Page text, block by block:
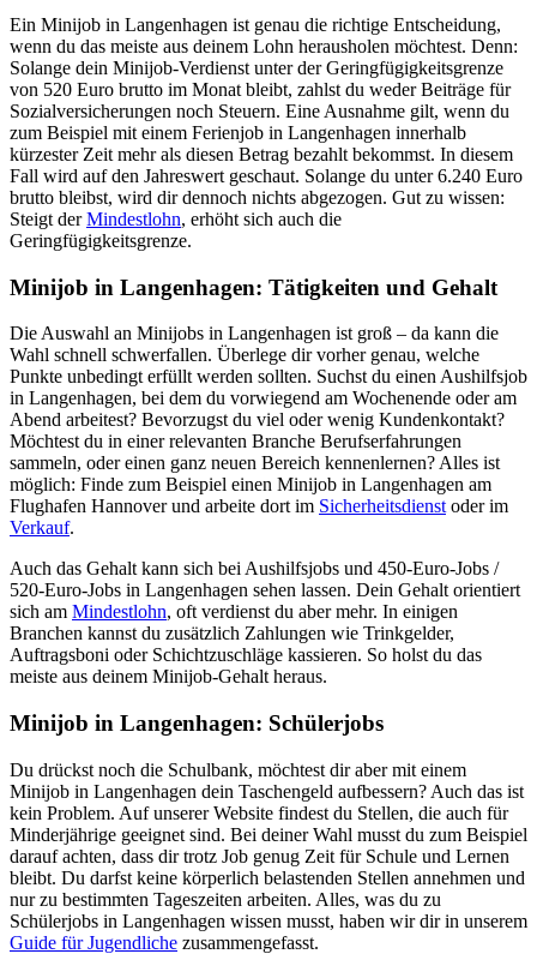
Ein Minijob in Langenhagen ist genau die richtige Entscheidung,
wenn du das meiste aus deinem Lohn herausholen möchtest. Denn:
Solange dein Minijob-Verdienst unter der Geringfügigkeitsgrenze
von 520 Euro brutto im Monat bleibt, zahlst du weder Beiträge für
Sozialversicherungen noch Steuern. Eine Ausnahme gilt, wenn du
zum Beispiel mit einem Ferienjob in Langenhagen innerhalb
kürzester Zeit mehr als diesen Betrag bezahlt bekommst. In diesem
Fall wird auf den Jahreswert geschaut. Solange du unter 6.240 Euro
brutto bleibst, wird dir dennoch nichts abgezogen. Gut zu wissen:
Steigt derMindestlohn, erhöht sich auch die
Geringfügigkeitsgrenze.
Minijob in Langenhagen: Tätigkeiten und Gehalt
Die Auswahl an Minijobs in Langenhagen ist groß – da kann die
Wahl schnell schwerfallen. Überlege dir vorher genau, welche
Punkte unbedingt erfüllt werden sollten. Suchst du einen Aushilfsjob
in Langenhagen, bei dem du vorwiegend am Wochenende oder am
Abend arbeitest? Bevorzugst du viel oder wenig Kundenkontakt?
Möchtest du in einer relevanten Branche Berufserfahrungen
sammeln, oder einen ganz neuen Bereich kennenlernen? Alles ist
möglich: Finde zum Beispiel einen Minijob in Langenhagen am
Flughafen Hannover und arbeite dort im Sicherheitsdienstoder im
Verkauf.
Auch das Gehalt kann sich bei Aushilfsjobs und 450-Euro-Jobs /
520-Euro-Jobs in Langenhagen sehen lassen. Dein Gehalt orientiert
sich am Mindestlohn, oft verdienst du aber mehr. In einigen
Branchen kannst du zusätzlich Zahlungen wie Trinkgelder,
Auftragsboni oder Schichtzuschläge kassieren. So holst du das
meiste aus deinem Minijob-Gehalt heraus.
Minijob in Langenhagen: Schülerjobs
Du drückst noch die Schulbank, möchtest dir aber mit einem
Minijob in Langenhagen dein Taschengeld aufbessern? Auch das ist
kein Problem. Auf unserer Website findest du Stellen, die auch für
Minderjährige geeignet sind. Bei deiner Wahl musst du zum Beispiel
darauf achten, dass dir trotz Job genug Zeit für Schule und Lernen
bleibt. Du darfst keine körperlich belastenden Stellen annehmen und
nur zu bestimmten Tageszeiten arbeiten. Alles, was du zu
Schülerjobs in Langenhagen wissen musst, haben wir dir in unserem
Guide für Jugendliche zusammengefasst.